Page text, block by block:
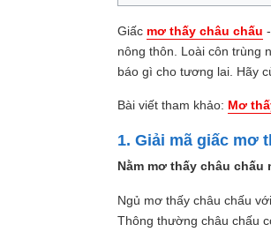
Giấc mơ thấy châu chấu
nông thôn. Loài côn trùng
báo gì cho tương lai. Hãy
Bài viết tham khảo: Mơ
1. Giải mã giấc mơ
Nằm mơ thấy châu chấu
Ngủ mơ thấy châu chấu
Thông thường châu chấu